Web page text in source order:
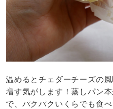
温めるとチェダーチーズの
増す気がします！蒸しパン
で、パクパクいくらでも食